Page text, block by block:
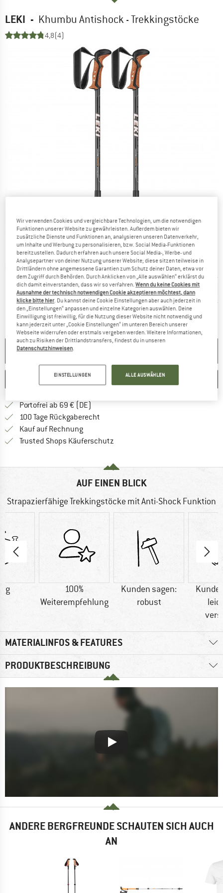
LEKI - Khumbu Antishock - Trekkingstöcke
4,8(4)
Detailansichten
NICHT MEHR LIEFERBAR
MERKEN VERGLEICHEN
Portofrei ab 69 € (DE)
100 Tage Rückgaberecht
Kauf auf RechnungFinde die Zahlungs-Infos hier! Öffnet
Trusted Shops Käuferschutz
AUF EINEN BLICK
Strapazierfähige Trekkingstöcke mit Anti-Shock Funktion
g
100%
Weiterempfehlung
Kunden sagen:
robust
MATERIALINFOS & FEATURES
PRODUKTBESCHREIBUNG
ANDERE BERGFREUNDE SCHAUTEN SICH AUCH
AN
Wir verwenden Cookies und vergleichbare Technologien, um die notwendigen
Funktionen unserer Website zu gewährleisten. Außerdem bieten wir
zusätzliche Dienste und Funktionen an, analysieren unseren Datenverkehr,
um Inhalte und Werbung zu personalisieren, bzw. Social Media-Funktionen
bereitzustellen. Dadurch erfahren auch unsere Social Media-, Werbe- und
Analysepartner von deiner Nutzung unserer Website; diese sitzen teilweise in
Drittländern ohne angemessene Garantien zum Schutz deiner Daten, etwa vor
dem Zugriff durch Behörden. Durch Anklicken von „Alle auswählen“ erklärst du
dich damit einverstanden, dass wir so verfahren.Wenn du keine Cookies mit
Ausnahme der technisch notwendigen Cookie akzeptieren möchtest, dann
klicke bitte hier. Du kannst deine Cookie Einstellungen aber auch jederzeit in
den „Einstellungen“ anpassen und einzelne Kategorien auswählen. Deine
Einwilligung ist freiwillig, für die Nutzung dieser Website nicht notwendig und
kann jederzeit unter „Cookie Einstellungen“ im unteren Bereich unserer
Webseite widerrufen oder erstmals vergeben werden. Weitere Informationen,
auch zu Risiken der Drittlandstransfers, findest du in unseren
Datenschutzhinweisen.
EINSTELLUNGEN ALLE AUSWÄHLEN